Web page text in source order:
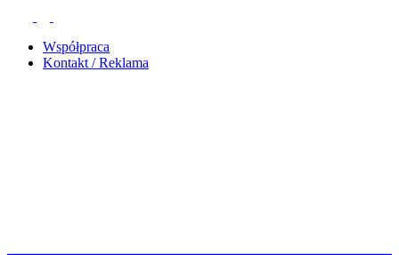
Współpraca
Kontakt / Reklama